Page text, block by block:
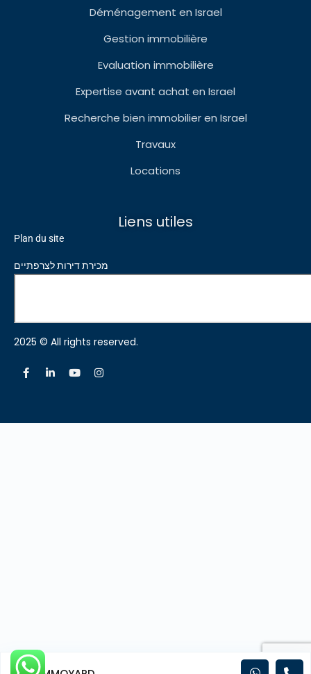
Déménagement en Israel
Gestion immobilière
Evaluation immobilière
Expertise avant achat en Israel
Recherche bien immobilier en Israel
Travaux
Locations
Liens utiles
Plan du site
מכירת דירות לצרפתיים
2025 © All rights reserved.